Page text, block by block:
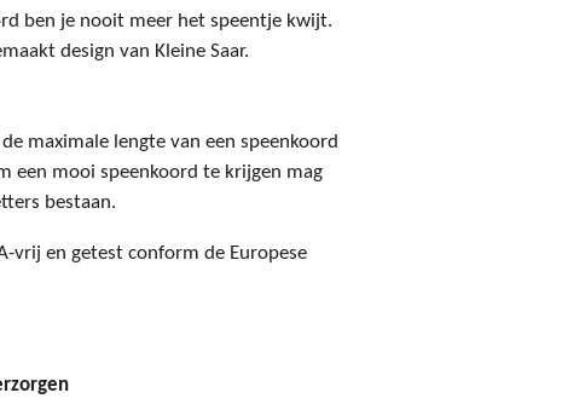
ben je nooit meer het speentje kwijt.
design van Kleine Saar.
maximale lengte van een speenkoord
een mooi speenkoord te krijgen mag
bestaan.
vrij en getest conform de Europese